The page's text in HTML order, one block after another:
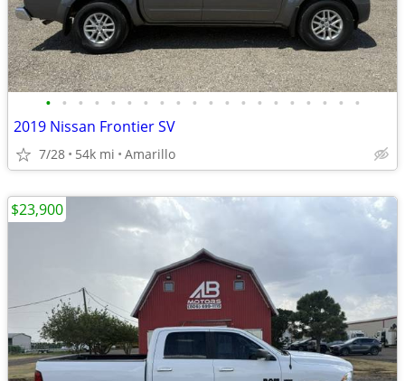
• • • • • • • • • • • • • • • • • • • •
2019 Nissan Frontier SV
7/28 54k mi Amarillo
$23,900